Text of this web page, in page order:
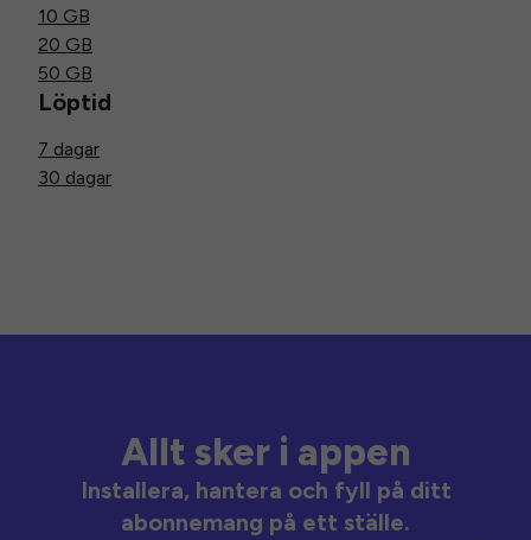
10 GB
20 GB
50 GB
Löptid
7 dagar
30 dagar
Allt sker i appen
Installera, hantera och fyll på ditt
abonnemang på ett ställe.